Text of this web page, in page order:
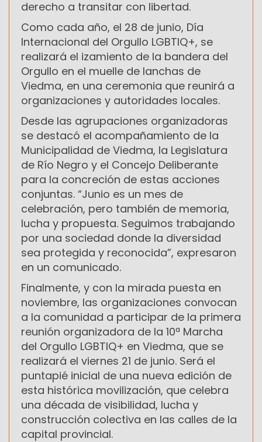
derecho a transitar con libertad.
Como cada año, el 28 de junio, Día
Internacional del Orgullo LGBTIQ+, se
realizará el izamiento de la bandera del
Orgullo en el muelle de lanchas de
Viedma, en una ceremonia que reunirá a
organizaciones y autoridades locales.
Desde las agrupaciones organizadoras
se destacó el acompañamiento de la
Municipalidad de Viedma, la Legislatura
de Río Negro y el Concejo Deliberante
para la concreción de estas acciones
conjuntas. “Junio es un mes de
celebración, pero también de memoria,
lucha y propuesta. Seguimos trabajando
por una sociedad donde la diversidad
sea protegida y reconocida”, expresaron
en un comunicado.
Finalmente, y con la mirada puesta en
noviembre, las organizaciones convocan
a la comunidad a participar de la primera
reunión organizadora de la 10ª Marcha
del Orgullo LGBTIQ+ en Viedma, que se
realizará el viernes 21 de junio. Será el
puntapié inicial de una nueva edición de
esta histórica movilización, que celebra
una década de visibilidad, lucha y
construcción colectiva en las calles de la
capital provincial.